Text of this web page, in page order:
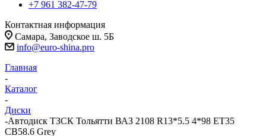
+7 961 382-47-79
Контактная информация
Самара, Заводское ш. 5Б
info@euro-shina.pro
Главная
-
Каталог
-
Диски
-Автодиск ТЗСК Тольятти ВАЗ 2108 R13*5.5 4*98 ET35
CB58.6 Grey